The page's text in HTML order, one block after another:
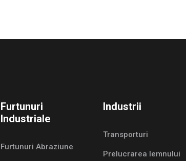
Furtunuri
Industriale
Furtunuri Abraziune
Industrii
Transporturi
Prelucrarea lemnului